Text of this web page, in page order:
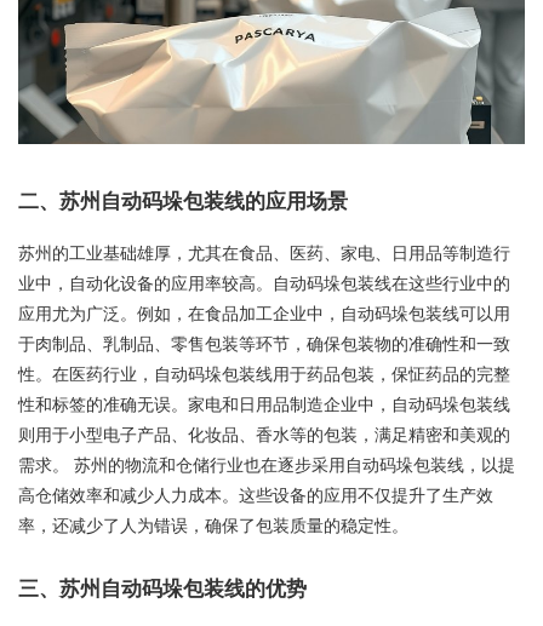
二、苏州自动码垛包装线的应用场景
苏州的工业基础雄厚，尤其在食品、医药、家电、日用品等制造行
业中，自动化设备的应用率较高。自动码垛包装线在这些行业中的
应用尤为广泛。例如，在食品加工企业中，自动码垛包装线可以用
于肉制品、乳制品、零售包装等环节，确保包装物的准确性和一致
性。在医药行业，自动码垛包装线用于药品包装，保怔药品的完整
性和标签的准确无误。家电和日用品制造企业中，自动码垛包装线
则用于小型电子产品、化妆品、香水等的包装，满足精密和美观的
需求。 苏州的物流和仓储行业也在逐步采用自动码垛包装线，以提
高仓储效率和减少人力成本。这些设备的应用不仅提升了生产效
率，还减少了人为错误，确保了包装质量的稳定性。
三、苏州自动码垛包装线的优势